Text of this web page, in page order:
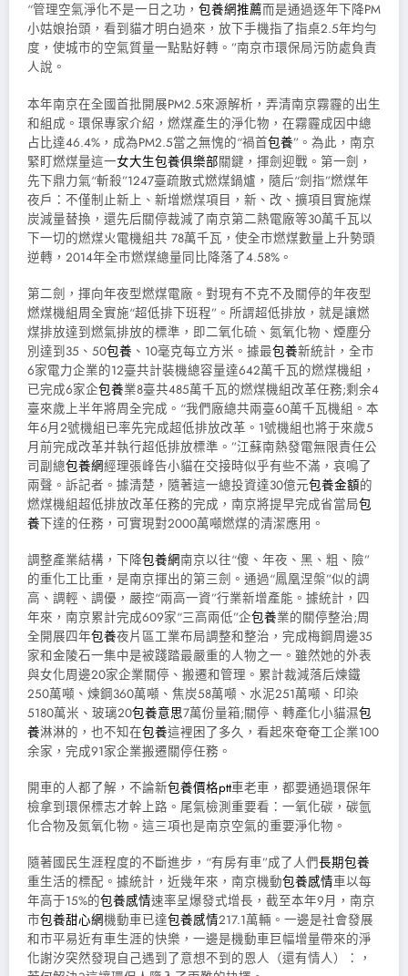
“管理空氣淨化不是一日之功， 包養網推薦而是通過逐年下降PM
小姑娘抬頭，看到貓才明白過來，放下手機指了指桌2.5年均勻
度，使城市的空氣質量一點點好轉。”南京市環保局污防處負責
人說。
本年南京在全國首批開展PM2.5來源解析，弄清南京霧霾的出生
和組成。環保專家介紹，燃煤產生的淨化物，在霧霾成因中總
占比達46.4%，成為PM2.5當之無愧的“禍首包養”。為此，南京
緊盯燃煤量這一女大生包養俱樂部關鍵，揮劍迎戰。第一劍，
先下鼎力氣“斬殺”1247臺疏散式燃煤鍋爐，隨后“劍指”燃煤年
夜戶：不僅制止新上、新增燃煤項目，新、改、擴項目實施煤
炭減量替換，還先后關停裁減了南京第二熱電廠等30萬千瓦以
下一切的燃煤火電機組共 78萬千瓦，使全市燃煤數量上升勢頭
逆轉，2014年全市燃煤總量同比降落了4.58%。
第二劍，揮向年夜型燃煤電廠。對現有不克不及關停的年夜型
燃煤機組周全實施“超低排下班程”。所謂超低排放，就是讓燃
煤排放達到燃氣排放的標準，即二氧化硫、氮氧化物、煙塵分
別達到35、50包養 、10毫克每立方米。據最包養新統計，全市
6家電力企業的12臺共計裝機總容量達642萬千瓦的燃煤機組，
已完成6家企包養業8臺共485萬千瓦的燃煤機組改革任務;剩余4
臺來歲上半年將周全完成。“我們廠總共兩臺60萬千瓦機組。本
年6月2號機組已率先完成超低排放改革。1號機組也將于來歲5
月前完成改革并執行超低排放標準。”江蘇南熱發電無限責任公
司副總包養網經理張峰告小貓在交接時似乎有些不滿，哀鳴了
兩聲。訴記者。據清楚，隨著這一總投資達30億元包養金額的
燃煤機組超低排放改革任務的完成，南京將提早完成省當局包
養下達的任務，可實現對2000萬噸燃煤的清潔應用。
調整產業結構，下降包養網南京以往“傻、年夜、黑、粗、險”
的重化工比重，是南京揮出的第三劍。通過“鳳凰涅槃”似的調
高、調輕、調優，嚴控“兩高一資”行業新增產能。據統計，四
年來，南京累計完成609家“三高兩低”企包養業的關停整治;周
全開展四年包養夜片區工業布局調整和整治，完成梅鋼周邊35
家和金陵石一集中是被踐踏最嚴重的人物之一。雖然她的外表
與女化周邊20家企業關停、搬遷和管理。累計裁減落后煉鐵
250萬噸、煉鋼360萬噸、焦炭58萬噸、水泥251萬噸、印染
5180萬米、玻璃20包養意思7萬份量箱;關停、轉產化小貓濕包
養淋淋的，也不知在包養這裡困了多久，看起來奄奄工企業100
余家，完成91家企業搬遷關停任務。
開車的人都了解，不論新包養價格ptt車老車，都要通過環保年
檢拿到環保標志才幹上路。尾氣檢測重要看：一氧化碳，碳氫
化合物及氮氧化物。這三項也是南京空氣的重要淨化物。
隨著國民生涯程度的不斷進步，“有房有車”成了人們長期包養
重生活的標配。據統計，近幾年來，南京機動包養感情車以每
年高于15%的包養感情速率呈爆發式增長，截至本年9月，南京
市包養甜心網機動車已達包養感情217.1萬輛。一邊是社會發展
和市平易近有車生涯的快樂，一邊是機動車巨幅增量帶來的淨
化謝汐突然發現自己遇到了意想不到的恩人（還有情人）：，